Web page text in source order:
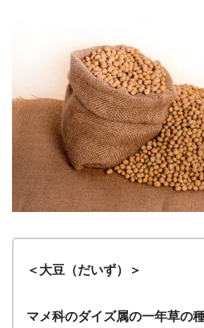
＜大豆（だいず）＞
マメ科のダイズ属の一年草の